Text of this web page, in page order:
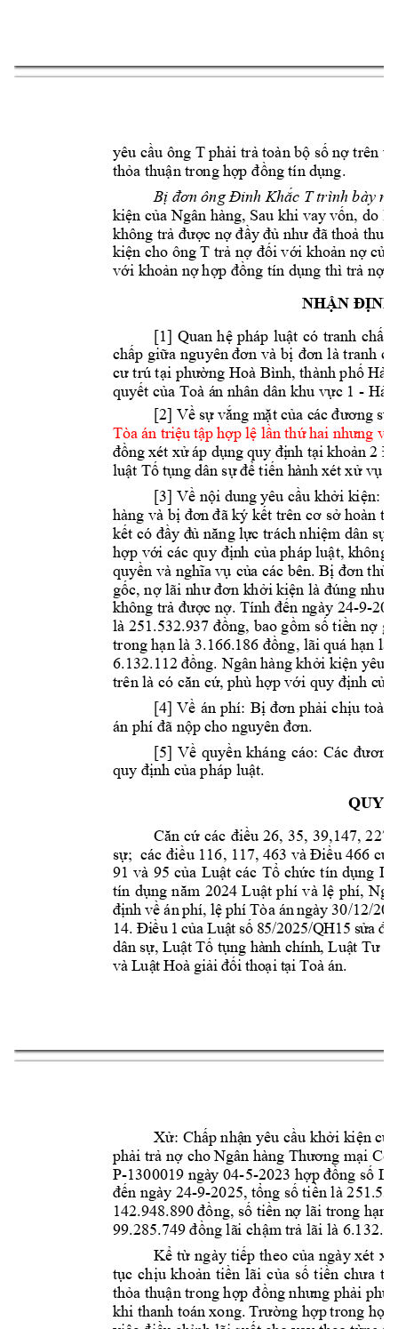
yêu cầu ông T phải trả toàn bộ số nợ trên
thỏa thuận trong hợp đồng tín dụng.
Bị đơn ông Đinh Khắc T trình bày
kiện của Ngân hàng, Sau khi vay vốn, do
không trả được nợ đầy đủ như đã thoả
kiện cho ông T trả nợ đối với khoản nợ củ
với khoản nợ hợp đồng tín dụng thì trả nợ
NHẬN ĐỊNH
[1] Quan hệ pháp luật có tranh chấp
chấp giữa nguyên đơn và bị đơn là tranh
cư trú tại phường Hoà Bình, thành phố
quyết của Toà án nhân dân khu vực 1 - Hải
[2] Về sự vắng mặt của các đương s
Tòa án triệu tập hợp lệ lần thứ hai nhưng v
đồng xét xử áp dụng quy định tại khoản 2
luật Tố tụng dân sự để tiến hành xét xử vụ
[3] Về nội dung yêu cầu khởi kiện:
hàng và bị đơn đã ký kết trên cơ sở hoàn
kết có đầy đủ năng lực trách nhiệm dân
hợp với các quy định của pháp luật, không
quyền và nghĩa vụ của các bên. Bị đơn
gốc, nợ lãi như đơn khởi kiện là đúng như
không trả được nợ. Tính đến ngày 24-9-
là 251.532.937 đồng, bao gồm số tiền nợ g
trong hạn là 3.166.186 đồng, lãi quá hạn là
6.132.112 đồng. Ngân hàng khởi kiện yêu
trên là có căn cứ, phù hợp với quy định củ
[4] Về án phí: Bị đơn phải chịu toàn
án phí đã nộp cho nguyên đơn.
[5] Về quyền kháng cáo: Các
quy định của pháp luật.
Căn cứ các điều 26, 35, 39,147, 227,
sự;  các điều 116, 117, 463 và Điều 466
91 và 95 của Luật các Tổ chức tín dụng
tín dụng năm 2024 Luật phí và lệ phí,
định về án phí, lệ phí Tòa án ngày 30/12/
14. Điều 1 củaLuật số 85/2025/QH15 sửa đ
dân sự, Luật Tố tụng hành chính, Luật Tư
và Luật Hoà giải đối thoại tại Toà án.
Xử: Chấp nhận yêu cầu khởi kiện c
phải trả nợ cho Ngân hàng Thương mại Cổ
P-1300019 ngày 04-5-2023 hợp đồng số
đến ngày 24-9-2025, tổng số tiền là 251.5
142.948.890 đồng, số tiền nợ lãi trong hạn
99.285.749 đồng lãi chậm trả lãi là
Kể từ ngày tiếp theo của ngày xét
tục chịu khoản tiền lãi của số tiền chưa
thỏa thuận trong hợp đồng nhưng phải
khi thanh toán xong. Trường hợp trong hợp